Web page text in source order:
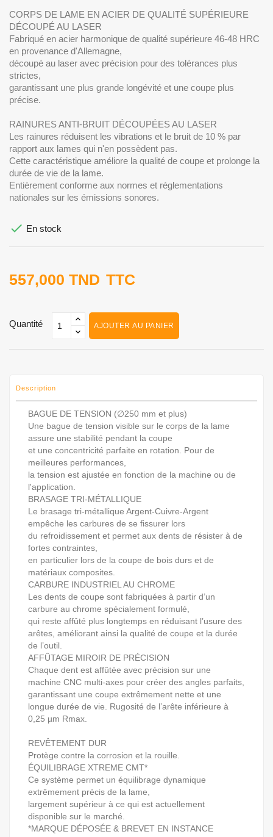
CORPS DE LAME EN ACIER DE QUALITÉ SUPÉRIEURE
DÉCOUPÉ AU LASER
Fabriqué en acier harmonique de qualité supérieure 46-48 HRC
en provenance d'Allemagne,
découpé au laser avec précision pour des tolérances plus
strictes,
garantissant une plus grande longévité et une coupe plus
précise.
RAINURES ANTI-BRUIT DÉCOUPÉES AU LASER
Les rainures réduisent les vibrations et le bruit de 10 % par
rapport aux lames qui n'en possèdent pas.
Cette caractéristique améliore la qualité de coupe et prolonge la
durée de vie de la lame.
Entièrement conforme aux normes et réglementations
nationales sur les émissions sonores.
 En stock
557,000 TND TTC
Quantité AJOUTER AU PANIER
Description
BAGUE DE TENSION (∅250 mm et plus)
Une bague de tension visible sur le corps de la lame
assure une stabilité pendant la coupe
et une concentricité parfaite en rotation. Pour de
meilleures performances,
la tension est ajustée en fonction de la machine ou de
l'application.
BRASAGE TRI-MÉTALLIQUE
Le brasage tri-métallique Argent-Cuivre-Argent
empêche les carbures de se fissurer lors
du refroidissement et permet aux dents de résister à de
fortes contraintes,
en particulier lors de la coupe de bois durs et de
matériaux composites.
CARBURE INDUSTRIEL AU CHROME
Les dents de coupe sont fabriquées à partir d’un
carbure au chrome spécialement formulé,
qui reste affûté plus longtemps en réduisant l’usure des
arêtes, améliorant ainsi la qualité de coupe et la durée
de l’outil.
AFFÛTAGE MIROIR DE PRÉCISION
Chaque dent est affûtée avec précision sur une
machine CNC multi-axes pour créer des angles parfaits,
garantissant une coupe extrêmement nette et une
longue durée de vie. Rugosité de l’arête inférieure à
0,25 µm Rmax.
REVÊTEMENT DUR
Protège contre la corrosion et la rouille.
ÉQUILIBRAGE XTREME CMT*
Ce système permet un équilibrage dynamique
extrêmement précis de la lame,
largement supérieur à ce qui est actuellement
disponible sur le marché.
*MARQUE DÉPOSÉE & BREVET EN INSTANCE